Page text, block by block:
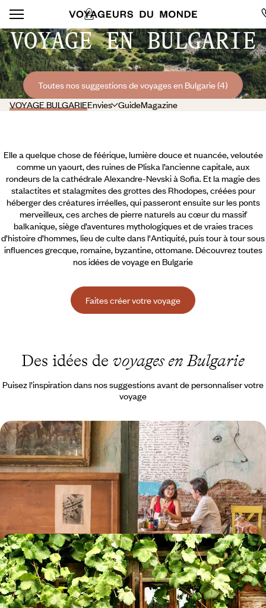
VOYAGE EN BULGARIE
Toutes nos suggestions de voyages en Bulgarie (4)
VOYAGE BULGARIEEnvies GuideMagazine
Elle a quelque chose de féérique, lumière douce et nuancée, veloutée
comme un yaourt, des ruines de Pliska l’ancienne capitale, aux
rondeurs de la cathédrale Alexandre-Nevski à Sofia. Et la magie des
stalactites et stalagmites des grottes des Rhodopes, créées pour
héberger des créatures irréelles, qui passeront ensuite sur les ponts
merveilleux, ces arches de pierre naturels au cœur du massif
balkanique, siège d’aventures mythologiques et de vraies traces
d’histoire d’hommes, lieu de culte dans l'Antiquité, puis tour à tour sous
influences grecque, romaine, byzantine, ottomane. Découvrez toutes
nos idées de voyage en Bulgarie
Faites créer votre voyage
Des idées de voyages en Bulgarie
Puisez l’inspiration dans nos suggestions avant de personnaliser votre
voyage
Héritages & bonnes tables - Sofia révélée le temps
d'un week-end
Découvrir Sofia, capitale décontractée aux influences multiples, pétrie
de contrastes
4 jours, de 900 à 1300 €
Road-trip en Bulgarie intérieure - Sofia, la nature et
l'histoire
Une belle boucle montagneuse à travers vallées et villages, églises
peintes et géologie, la capitale en préambule